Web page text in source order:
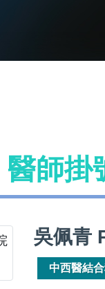
師掛
吳佩青
中西醫結